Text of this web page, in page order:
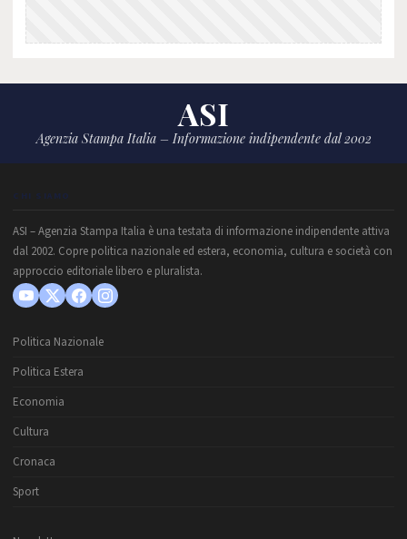
ASI
Agenzia Stampa Italia – Informazione indipendente dal 2002
CHI SIAMO
ASI – Agenzia Stampa Italia è una testata di informazione indipendente attiva
dal 2002. Copre politica nazionale ed estera, economia, cultura e società con
approccio editoriale libero e pluralista.
Politica Nazionale
Politica Estera
Economia
Cultura
Cronaca
Sport